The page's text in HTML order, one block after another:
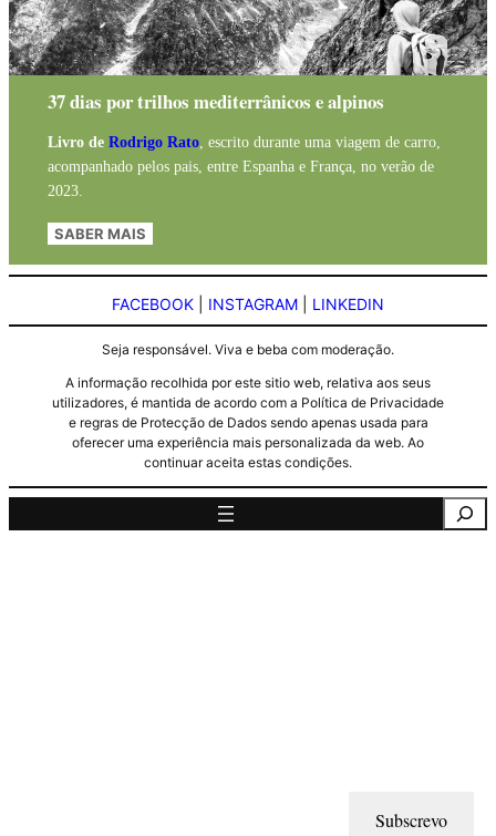
37 dias por trilhos mediterrânicos e alpinos
Livro de Rodrigo Rato, escrito durante uma viagem de carro,
acompanhado pelos pais, entre Espanha e França, no verão de
2023.
SABER MAIS
FACEBOOK INSTAGRAM LINKEDIN
Seja responsável. Viva e beba com moderação.
A informação recolhida por este sitio web, relativa aos seus
utilizadores, é mantida de acordo com a Política de Privacidade
e regras de Protecção de Dados sendo apenas usada para
oferecer uma experiência mais personalizada da web. Ao
continuar aceita estas condições.
Subscrevo